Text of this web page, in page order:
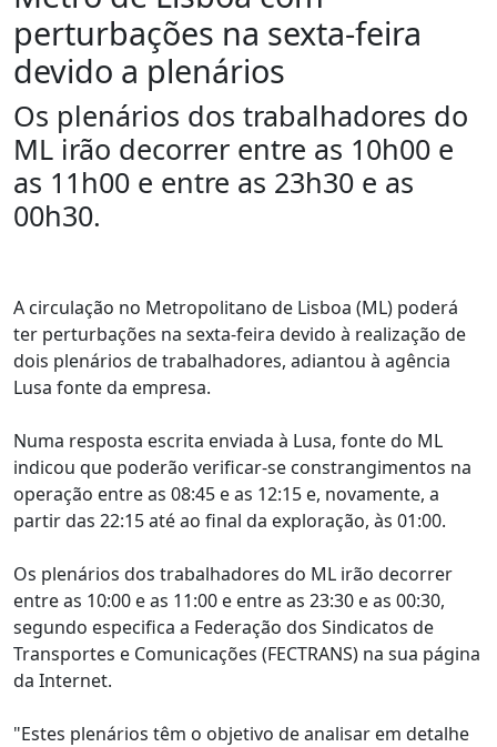
perturbações na sexta-feira
devido a plenários
Os plenários dos trabalhadores do
ML irão decorrer entre as 10h00 e
as 11h00 e entre as 23h30 e as
00h30.
A circulação no Metropolitano de Lisboa (ML) poderá
ter perturbações na sexta-feira devido à realização de
dois plenários de trabalhadores, adiantou à agência
Lusa fonte da empresa.
Numa resposta escrita enviada à Lusa, fonte do ML
indicou que poderão verificar-se constrangimentos na
operação entre as 08:45 e as 12:15 e, novamente, a
partir das 22:15 até ao final da exploração, às 01:00.
Os plenários dos trabalhadores do ML irão decorrer
entre as 10:00 e as 11:00 e entre as 23:30 e as 00:30,
segundo especifica a Federação dos Sindicatos de
Transportes e Comunicações (FECTRANS) na sua página
da Internet.
"Estes plenários têm o objetivo de analisar em detalhe